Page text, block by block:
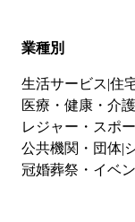
業種別
生活サービス 住
医療・健康・介護
レジャー・スポ
公共機関・団体
冠婚葬祭・イベ